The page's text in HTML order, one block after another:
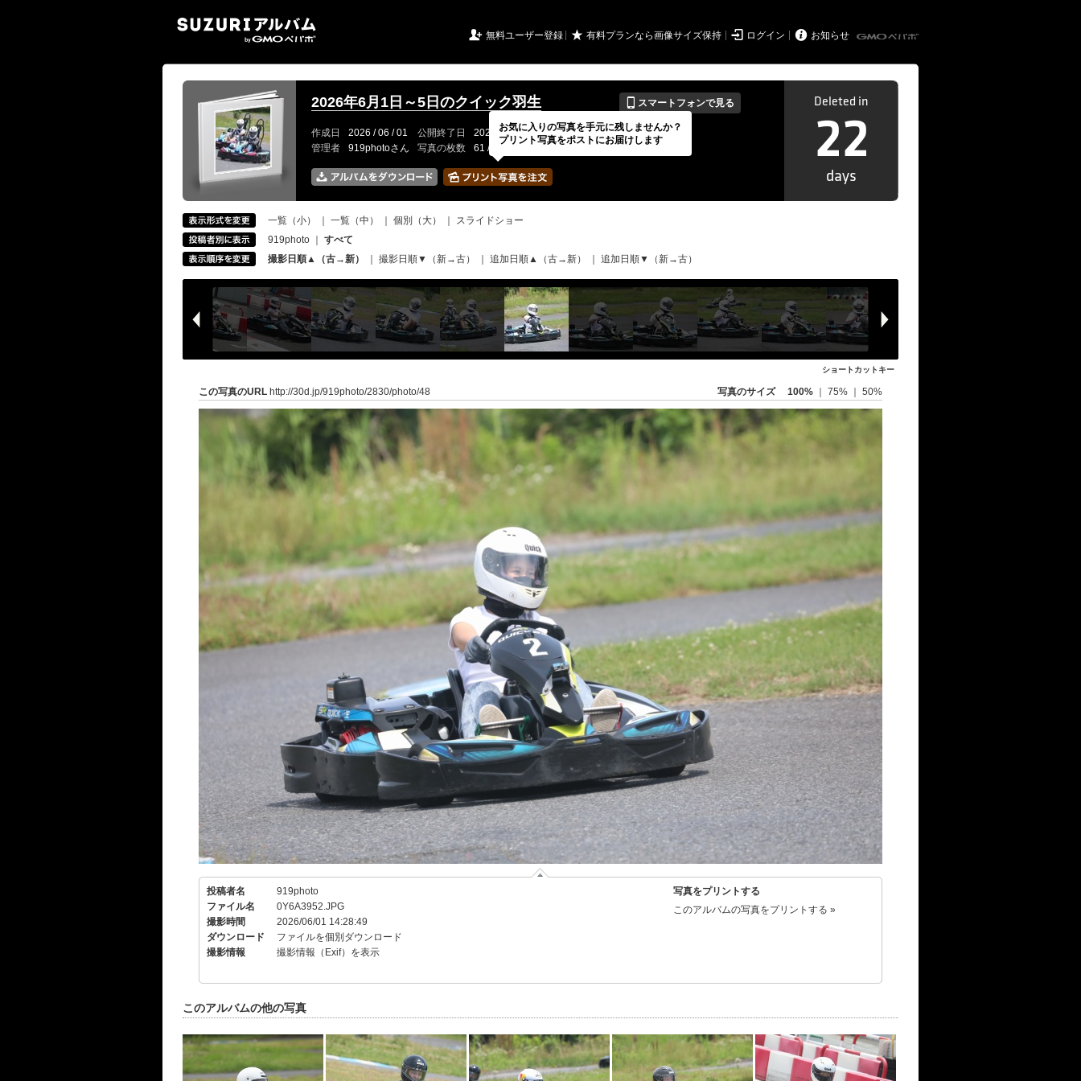
 無料ユーザー登録 ★ 有料プランなら画像サイズ保持  ログイン  お知らせ
2026年6月1日～5日のクイック羽生 📱 スマートフォンで見る
作成日 2026 / 06 / 01 公開終了日 2026 / 08 / 30 あと( 22日 ) イベントの期間
---
管理者
919photoさん 写真の枚数 61 / 2000枚
Deleted in
22
days
一覧（小） 一覧（中） 個別（大）
スライドショー
919photo
すべて
撮影日順▲（古→新）
撮影日順▼（新→古） 追加日順▲（古→新） 追加日順▼（新→古）
ショートカットキー
この写真のURL http://30d.jp/919photo/2830/photo/48 写真のサイズ 100% 75% 50%
投稿者名
919photo
ファイル名
0Y6A3952.JPG
撮影時間
2026/06/01 14:28:49
ダウンロード
ファイルを個別ダウンロード
撮影情報
撮影情報（Exif）を表示
写真をプリントする
このアルバムの写真をプリントする »
このアルバムの他の写真
お気に入りの写真を手元に残しませんか？
プリント写真をポストにお届けします